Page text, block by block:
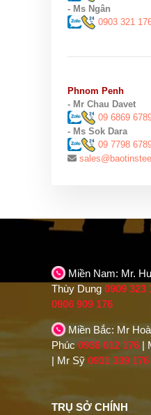
- Ms Ngân
0903 321
Phnom Penh
- Mr Chau Davet
09 6869
- Ms Sok Dara
09 7798
Miền Nam: Mr.
Thùy Dung 0909 323
0906 909 176
Miền Bắc: Mr
Phúc0936 012 176 |
| Mr Sỹ 0931 339 176
TRỤ SỞ CHÍNH